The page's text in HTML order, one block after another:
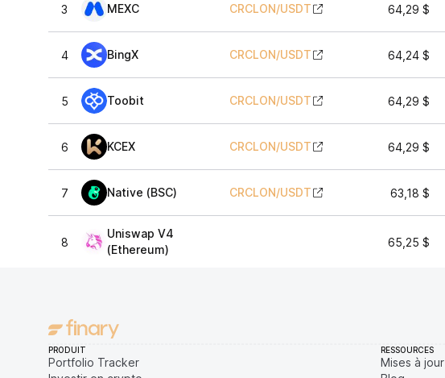
3 MEXC CRCLON/USDT 64,29 $
4 BingX CRCLON/USDT 64,24 $
5 Toobit CRCLON/USDT 64,29 $
6 KCEX CRCLON/USDT 64,29 $
7 Native (BSC) CRCLON/USDT 63,18 $
8
Uniswap V4
(Ethereum)
65,25 $
PRODUIT
Portfolio Tracker
RESSOURCES
Mises à